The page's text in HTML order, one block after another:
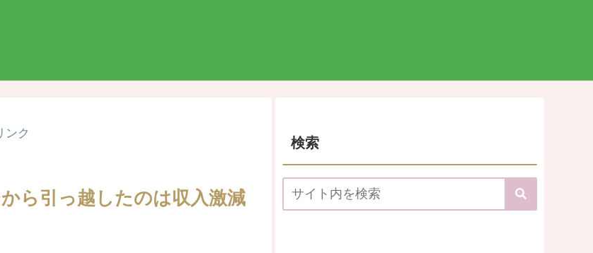
ンク
ら引っ越したのは収入激減
検索